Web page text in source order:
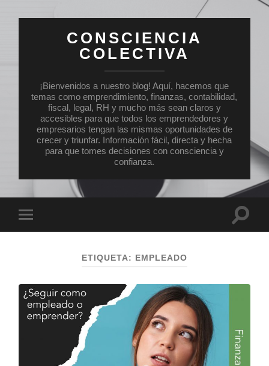
CONSCIENCIA
COLECTIVA
¡Bienvenidos a nuestro blog! Aquí, hacemos que
temas como emprendimiento, finanzas, contabilidad,
fiscal, legal, RH y mucho más sean claros y
accesibles para que todos los emprendedores y
empresarios tengan las mismas oportunidades de
crecer y triunfar. Información fácil, directa y hecha
para que tomes decisiones con consciencia y
confianza.
el
ETIQUETA: EMPLEADO